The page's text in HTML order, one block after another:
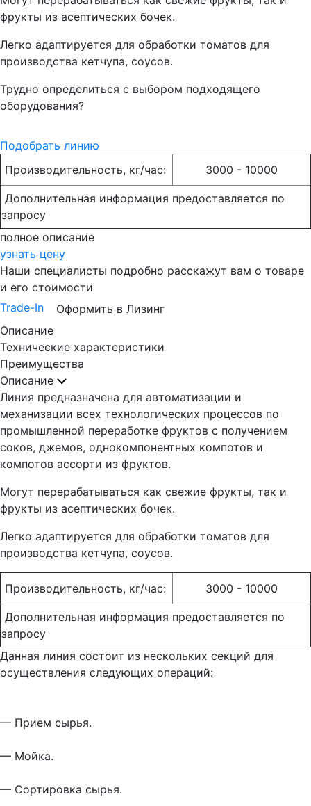
фрукты из асептических бочек.
Легко адаптируется для обработки томатов для
производства кетчупа, соусов.
Трудно определиться с выбором подходящего
оборудования?
Подобрать линию
Производительность, кг/час:
3000 - 10000
Дополнительная информация предоставляется по
запросу
полное описание
узнать цену
Наши специалисты подробно расскажут вам о товаре
и его стоимости
Trade-In
Оформить в Лизинг
Описание
Технические характеристики
Преимущества
Описание
Линия предназначена для автоматизации и
механизации всех технологических процессов по
промышленной переработке фруктов с получением
соков, джемов, однокомпонентных компотов и
компотов ассорти из фруктов.
Могут перерабатываться как свежие фрукты, так и
фрукты из асептических бочек.
Легко адаптируется для обработки томатов для
производства кетчупа, соусов.
Производительность, кг/час: 3000 - 10000
Дополнительная информация предоставляется по
запросу
Данная линия состоит из нескольких секций для
осуществления следующих операций:
— Прием сырья.
— Мойка.
— Сортировка сырья.